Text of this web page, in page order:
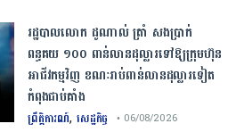
រដ្ឋបាលលោក ដូណាល់ ត្រាំ សងប្រាក់
ពន្ធគយ ១០០ ពាន់លានដុល្លារទៅឱ្យក្រុមហ៊ុន
អាជីវកម្មវិញ ខណៈរាប់ពាន់លានដុល្លារទៀត
កំពុងជាប់គាំង
ព្រឹត្តិការណ៍, សេដ្ឋកិច្ច • 06/08/2026